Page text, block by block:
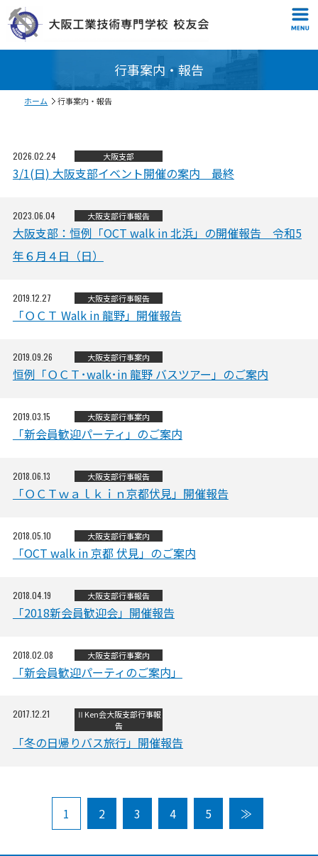
行事案内・報告
ホーム 行事案内・報告
2026.02.24 大阪支部
3/1(日) 大阪支部イベント開催の案内 最終
2023.06.04 大阪支部行事報告
大阪支部：恒例「OCT walk in 北浜」の開催報告 令和5
年６月４日（日）
2019.12.27 大阪支部行事報告
「ＯＣＴ Walk in 龍野」開催報告
2019.09.26 大阪支部行事案内
恒例「ＯＣＴ･walk･in 龍野 バスツアー」のご案内
2019.03.15 大阪支部行事案内
「新会員歓迎パーティ」のご案内
2018.06.13 大阪支部行事報告
「ＯＣＴｗａｌｋｉｎ京都伏見」開催報告
2018.05.10 大阪支部行事案内
「OCT walk in 京都 伏見」のご案内
2018.04.19 大阪支部行事報告
「2018新会員歓迎会」開催報告
2018.02.08 大阪支部行事案内
「新会員歓迎パーティのご案内」
2017.12.21 ⅡKen会大阪支部行事報
告
「冬の日帰りバス旅行」開催報告
1 2 3 4 5 ≫